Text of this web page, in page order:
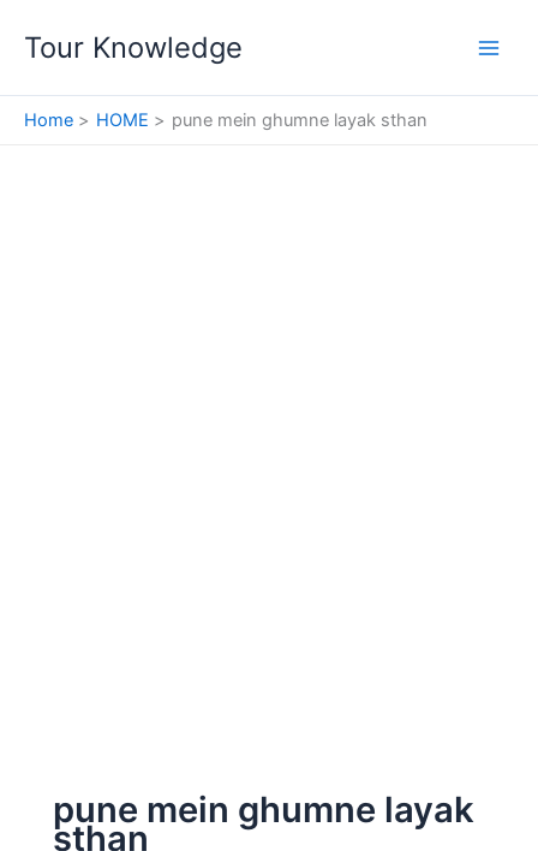
Tour Knowledge
Home HOME pune mein ghumne layak sthan
pune mein ghumne layak
sthan